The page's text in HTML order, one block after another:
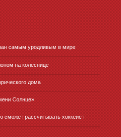
самым уродливым в мире
на колеснице
дома
Солнце»
сможет рассчитывать хоккеист